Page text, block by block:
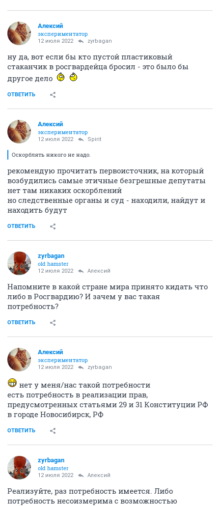
Алексий
экспериментатор
12 июля 2022 zyrbagan
ну да, вот если бы кто пустой пластиковый
стаканчик в росгвардейца бросил - это было бы
другое дело
ОТВЕТИТЬ
Алексий
экспериментатор
12 июля 2022 Spirit
Оскорблять никого не надо.
рекомендую прочитать первоисточник, на который
возбудились самые этичные безгрешные депутаты
нет там никаких оскорблений
но следственные органы и суд - находили, найдут и
находить будут
ОТВЕТИТЬ
zyrbagan
old hamster
12 июля 2022 Алексий
Напомните в какой стране мира принято кидать что
либо в Росгвардию? И зачем у вас такая
потребность?
ОТВЕТИТЬ
Алексий
экспериментатор
12 июля 2022 zyrbagan
нет у меня/нас такой потребности
есть потребность в реализации прав,
предусмотренных статьями 29 и 31 Конституции РФ
в городе Новосибирск, РФ
ОТВЕТИТЬ
zyrbagan
old hamster
12 июля 2022 Алексий
Реализуйте, раз потребность имеется. Либо
потребность несоизмерима с возможностью